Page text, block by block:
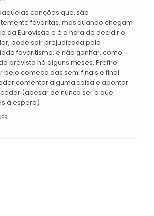
canções que, são
favoritas, mas quando chegam
da Eurovisão e é a hora de decidir o
pode sair prejudicada pelo
favoritismo, e não ganhar, como
previsto há alguns meses. Prefiro
pelo começo das semi finais e final
comentar alguma coisa e apontar
(apesar de nunca ser o que
à espera)